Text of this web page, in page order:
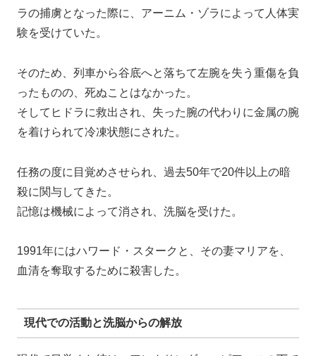
ラの捕虜となった際に、アーニム・ゾラによって人体実
験を受けていた。
そのため、列車から谷底へと落ちて左腕を失う重傷を負
ったものの、死ぬことはなかった。
そしてヒドラに救出され、失った腕の代わりに金属の腕
を着けられて冷凍状態にされた。
任務の度に目覚めさせられ、過去50年で20件以上の暗
殺に関与してきた。
記憶は機械によって消され、洗脳を受けた。
1991年にはハワード・スタークと、その妻マリアを、
血清を奪取するために殺害した。
現代での活動と洗脳からの解放